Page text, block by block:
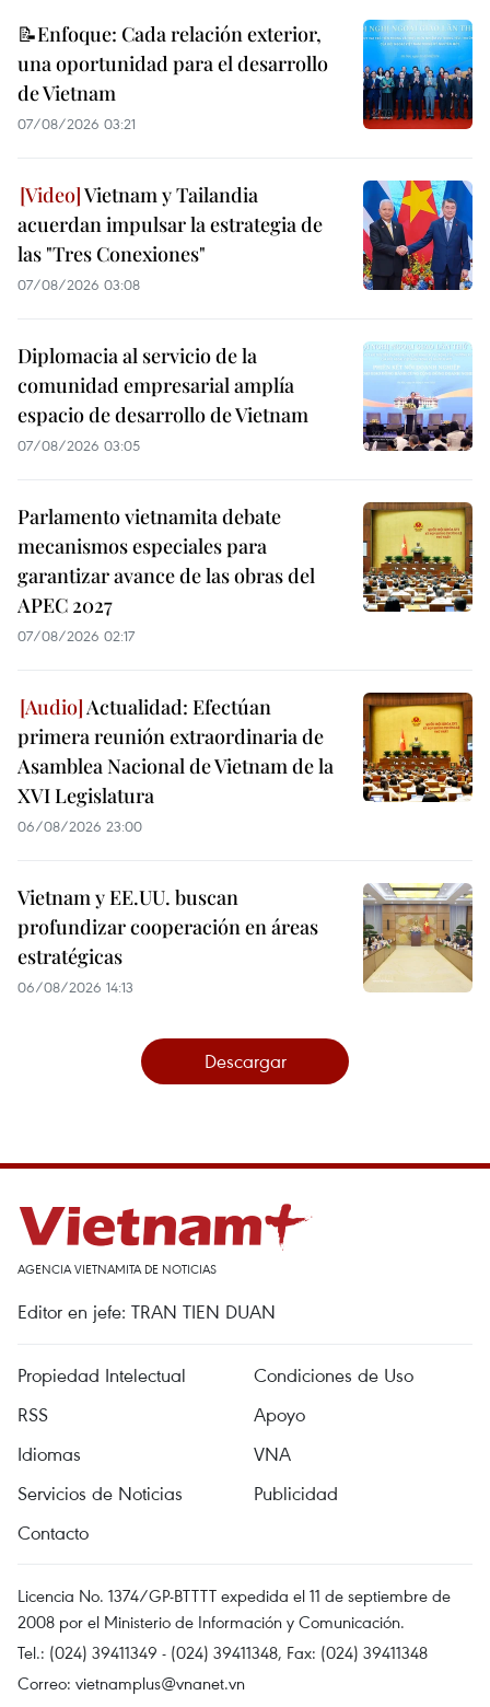
📝Enfoque: Cada relación exterior,
una oportunidad para el desarrollo
de Vietnam
07/08/2026 03:21
Vietnam y Tailandia
acuerdan impulsar la estrategia de
las "Tres Conexiones"
07/08/2026 03:08
Diplomacia al servicio de la
comunidad empresarial amplía
espacio de desarrollo de Vietnam
07/08/2026 03:05
Parlamento vietnamita debate
mecanismos especiales para
garantizar avance de las obras del
APEC 2027
07/08/2026 02:17
Actualidad: Efectúan
primera reunión extraordinaria de
Asamblea Nacional de Vietnam de la
XVI Legislatura
06/08/2026 23:00
Vietnam y EE.UU. buscan
profundizar cooperación en áreas
estratégicas
06/08/2026 14:13
Descargar
AGENCIA VIETNAMITA DE NOTICIAS
Editor en jefe: TRAN TIEN DUAN
Propiedad Intelectual
Condiciones de Uso
RSS
Apoyo
Idiomas
VNA
Servicios de Noticias
Publicidad
Contacto
Licencia No. 1374/GP-BTTTT expedida el 11 de septiembre de
2008 por el Ministerio de Información y Comunicación.
Tel.: (024) 39411349 - (024) 39411348, Fax: (024) 39411348
Correo: vietnamplus@vnanet.vn